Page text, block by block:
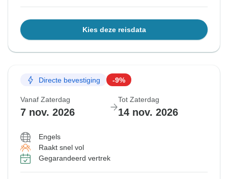
Kies deze reisdata
Directe bevestiging -9%
Vanaf Zaterdag
7 nov. 2026
Tot Zaterdag
14 nov. 2026
Engels
Raakt snel vol
Gegarandeerd vertrek